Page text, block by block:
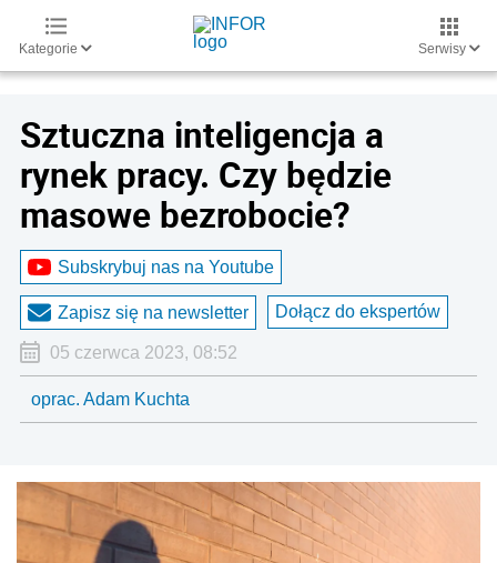
Kategorie Serwisy
Sztuczna inteligencja a
rynek pracy. Czy będzie
masowe bezrobocie?
Subskrybuj nas na Youtube
Zapisz się na newsletter Dołącz do ekspertów
05 czerwca 2023, 08:52
oprac. Adam Kuchta